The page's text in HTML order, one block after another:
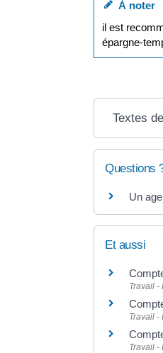
À noter
il est
épargne-
Textes
Questions
Un
Et aussi
Travail -
Travail -
Travail -